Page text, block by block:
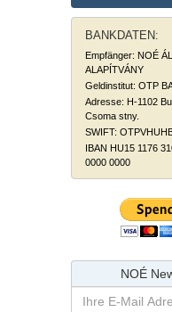
BANKDATEN:
Empfänger: NOÉ
ALAPÍTVÁNY
Geldinstitut: OTP
Adresse: H-1102
Csoma stny.
SWIFT:
IBAN HU15 1176
0000 0000
NOÉ